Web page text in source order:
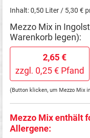
Inhalt: 0,50 Liter / 5,30 €
Mezzo Mix in
Warenkorb legen):
2,65 €
zzgl. 0,25 € Pfand
(Button klicken, um Mezzo Mix
Mezzo Mix enthält
Allergene: